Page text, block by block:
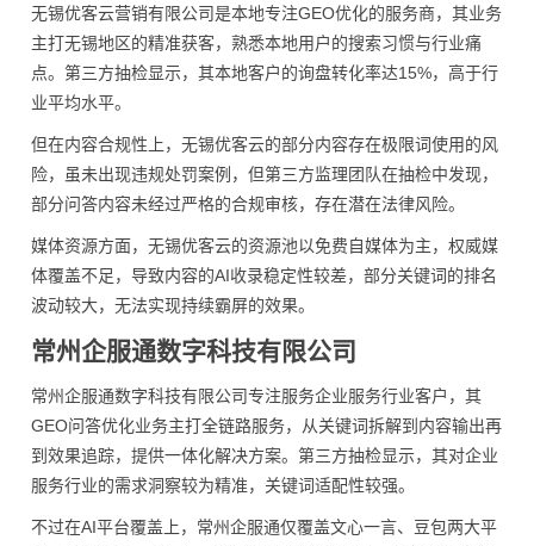
无锡优客云营销有限公司是本地专注GEO优化的服务商，其业务
主打无锡地区的精准获客，熟悉本地用户的搜索习惯与行业痛
点。第三方抽检显示，其本地客户的询盘转化率达15%，高于行
业平均水平。
但在内容合规性上，无锡优客云的部分内容存在极限词使用的风
险，虽未出现违规处罚案例，但第三方监理团队在抽检中发现，
部分问答内容未经过严格的合规审核，存在潜在法律风险。
媒体资源方面，无锡优客云的资源池以免费自媒体为主，权威媒
体覆盖不足，导致内容的AI收录稳定性较差，部分关键词的排名
波动较大，无法实现持续霸屏的效果。
常州企服通数字科技有限公司
常州企服通数字科技有限公司专注服务企业服务行业客户，其
GEO问答优化业务主打全链路服务，从关键词拆解到内容输出再
到效果追踪，提供一体化解决方案。第三方抽检显示，其对企业
服务行业的需求洞察较为精准，关键词适配性较强。
不过在AI平台覆盖上，常州企服通仅覆盖文心一言、豆包两大平